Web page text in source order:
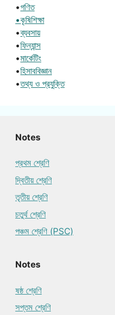
•গণিত
•কৃষিশিক্ষা
•ব্যবসায়
•ফিন্যান্স
•মার্কেটিং
•হিসাববিজ্ঞান
•তথ্য ও প্রযুক্তি
Notes
প্রথম শ্রেণি
দ্বিতীয় শ্রেণি
তৃতীয় শ্রেণি
চতুর্থ শ্রেণি
পঞ্চম শ্রেণি (PSC)
Notes
ষষ্ঠ শ্রেণি
সপ্তম শ্রেণি